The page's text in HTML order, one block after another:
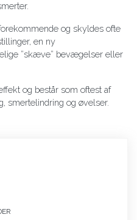
og skyldes ofte
en ny
”skæve” bevægelser eller
og består som oftest af
smertelindring og øvelser.